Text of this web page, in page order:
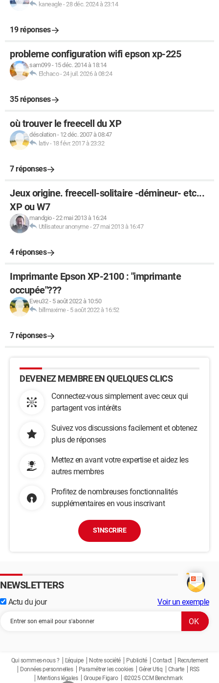
kaneagle-28 déc. 2024 à 23:14
19 réponses
probleme configuration wifi epson xp-225
sam099- 15 déc. 2014 à 18:14
Elchaco-24 juil. 2026 à 08:24
35 réponses
où trouver le freecell du XP
désolation- 12 déc. 2007 à 08:47
lativ- 18 févr. 2017 à 23:32
7 réponses
Jeux origine. freecell-solitaire -démineur- etc...
XP ou W7
mandgio-22 mai 2013 à 16:24
Utilisateur anonyme-27 mai 2013 à 16:47
4 réponses
Imprimante Epson XP-2100 : "imprimante
occupée"???
Eveu32- 5 août 2022 à 10:50
billmaxime- 5 août 2022 à 16:52
7 réponses
DEVENEZ MEMBRE EN QUELQUES CLICS
Connectez-vous simplement avec ceux qui
partagent vos intérêts
Suivez vos discussions facilement et obtenez
plus de réponses
Mettez en avant votre expertise et aidez les
autres membres
Profitez de nombreuses fonctionnalités
supplémentaires en vous inscrivant
S'INSCRIRE
NEWSLETTERS
Actu du jour Voir un exemple
Qui sommes-nous ? L'équipe Notre société Publicité Contact
Recrutement
Données personnelles
Paramétrer les cookies Gérer Utiq Charte
RSS
Mentions légales
Groupe Figaro ©2025 CCM Benchmark